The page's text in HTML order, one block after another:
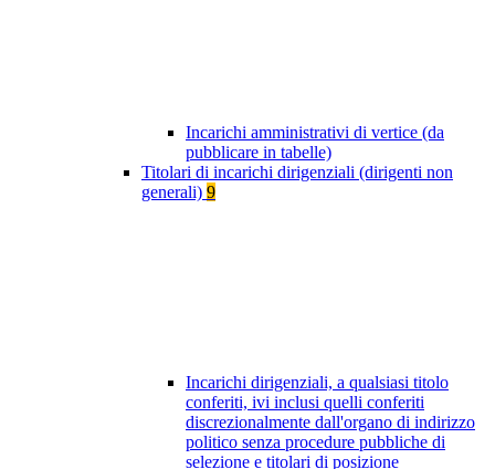
Incarichi amministrativi di vertice (da
pubblicare in tabelle)
Titolari di incarichi dirigenziali (dirigenti non
generali) 9
Incarichi dirigenziali, a qualsiasi titolo
conferiti, ivi inclusi quelli conferiti
discrezionalmente dall'organo di indirizzo
politico senza procedure pubbliche di
selezione e titolari di posizione